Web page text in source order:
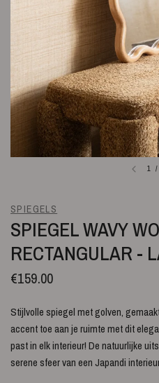
1 /
SPIEGELS
SPIEGEL WAVY
RECTANGULAR -
€159.00
Stijlvolle spiegel met golven,
accent toe aan je ruimte met dit
past in elk interieur!De natuurlijke
serene sfeer van een Japandi